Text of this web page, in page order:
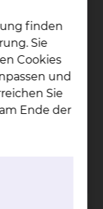
finden
Sie
Cookies
und
Sie
Ende der